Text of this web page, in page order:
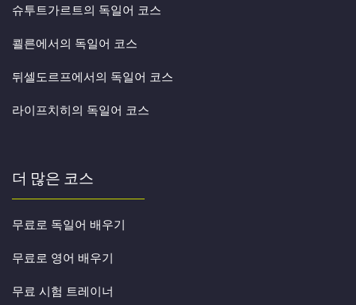
슈투트가르트의 독일어 코스
쾰른에서의 독일어 코스
뒤셀도르프에서의 독일어 코스
라이프치히의 독일어 코스
더 많은 코스
무료로 독일어 배우기
무료로 영어 배우기
무료 시험 트레이너